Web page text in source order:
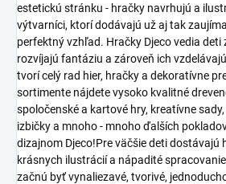
estetickú stránku - hračky navrhujú a
výtvarníci, ktorí dodávajú už aj tak
perfektný vzhľad. Hračky Djeco vedia
rozvíjajú fantáziu a zároveň ich
tvorí celý rad hier, hračky a dekoratívne
sortimente nájdete vysoko kvalitné
spoločenské a kartové hry, kreatívne
izbičky a mnoho - mnoho ďalších
dizajnom Djeco!Pre väčšie deti dostávajú
krásnych ilustrácií a nápadité
začnú byť vynaliezavé, tvorivé,